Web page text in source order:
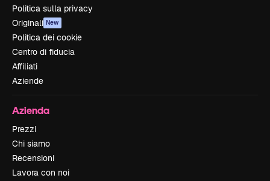
Politica sulla privacy
Originali New
Politica dei cookie
Centro di fiducia
Affiliati
Aziende
Azienda
Prezzi
Chi siamo
Recensioni
Lavora con noi